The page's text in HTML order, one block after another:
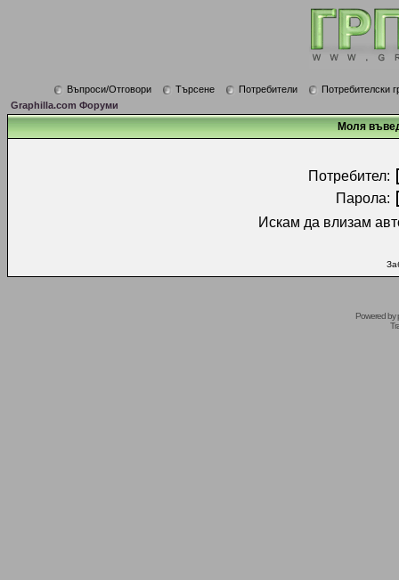
Въпроси/Отговори Търсене Потребители
Потребителски
Graphilla.com Форуми
Моля
Потребител:
Парола:
Искам да влизам
Powered by